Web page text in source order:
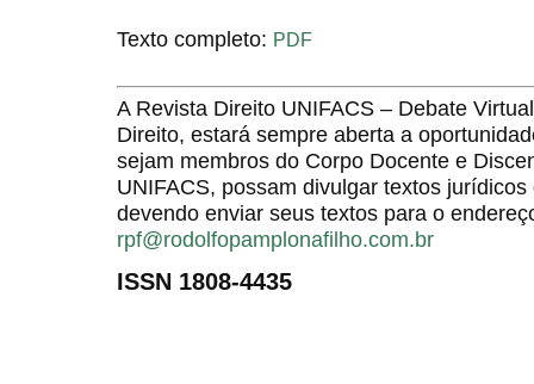
Texto completo: PDF
A Revista Direito UNIFACS – Debate
Direito, estará sempre aberta a
sejam membros do Corpo Docente e
UNIFACS, possam divulgar textos
devendo enviar seus textos para o
rpf@rodolfopamplonafilho.com.br
ISSN 1808-4435